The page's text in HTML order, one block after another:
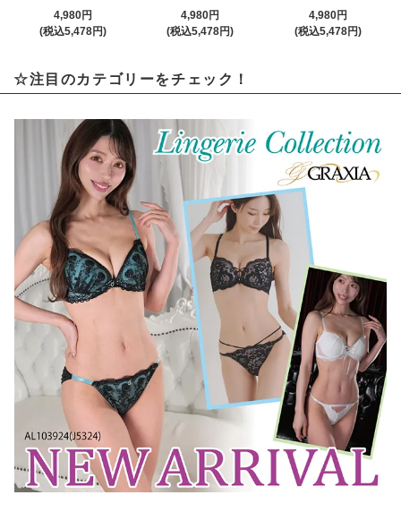
4,980円
(税込5,478円)
4,980円
(税込5,478円)
4,980円
(税込5,478円)
☆注目のカテゴリーをチェック！